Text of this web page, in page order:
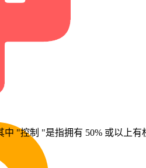
"控制 "是指拥有 50% 或以上